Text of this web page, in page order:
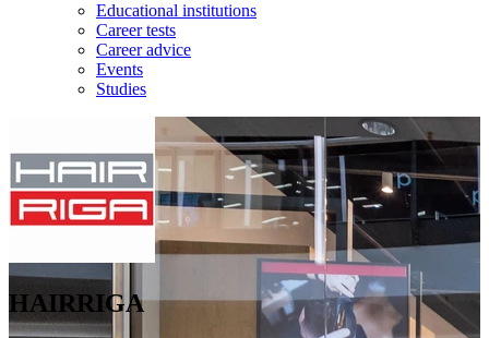
Educational institutions
Career tests
Career advice
Events
Studies
HAIRRIGA